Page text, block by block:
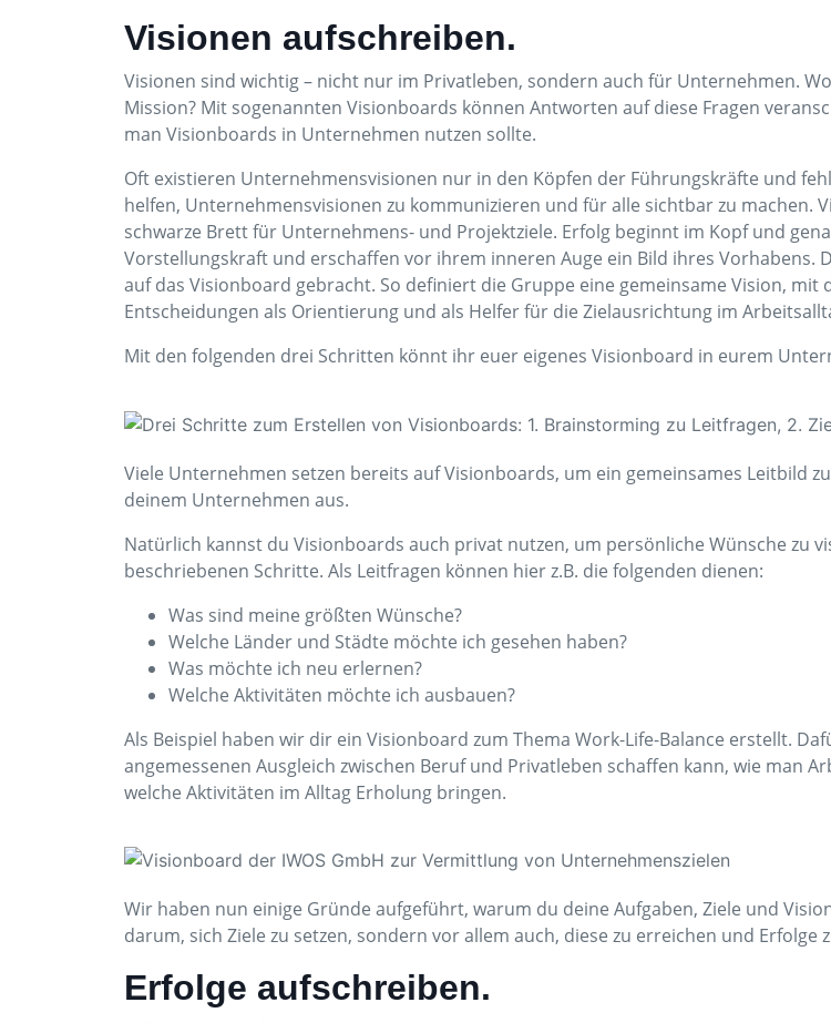
Visionen aufschreiben.
Visionen sind wichtig – nicht nur im Privatleben, sondern auch für Unternehmen.
Mission? Mit sogenannten Visionboards können Antworten auf diese Fragen
man Visionboards in Unternehmen nutzen sollte.
Oft existieren Unternehmensvisionen nur in den Köpfen der Führungskräfte und
helfen, Unternehmensvisionen zu kommunizieren und für alle sichtbar zu machen.
schwarze Brett für Unternehmens- und Projektziele. Erfolg beginnt im Kopf und
Vorstellungskraft und erschaffen vor ihrem inneren Auge ein Bild ihres Vorhabens.
auf das Visionboard gebracht. So definiert die Gruppe eine gemeinsame Vision,
Entscheidungen als Orientierung und als Helfer für die Zielausrichtung im
Mit den folgenden drei Schritten könnt ihr euer eigenes Visionboard in eurem
Viele Unternehmen setzen bereits auf Visionboards, um ein gemeinsames Leitbild
deinem Unternehmen aus.
Natürlich kannst du Visionboards auch privat nutzen, um persönliche Wünsche zu
beschriebenen Schritte. Als Leitfragen können hier z.B. die folgenden dienen:
Was sind meine größten Wünsche?
Welche Länder und Städte möchte ich gesehen haben?
Was möchte ich neu erlernen?
Welche Aktivitäten möchte ich ausbauen?
Als Beispiel haben wir dir ein Visionboard zum Thema Work-Life-Balance erstellt.
angemessenen Ausgleich zwischen Beruf und Privatleben schaffen kann, wie man
welche Aktivitäten im Alltag Erholung bringen.
Wir haben nun einige Gründe aufgeführt, warum du deine Aufgaben, Ziele und
darum, sich Ziele zu setzen, sondern vor allem auch, diese zu erreichen und
Erfolge aufschreiben.